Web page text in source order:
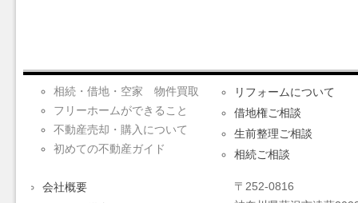
相続・借地・空家 物件買取
フリーホームができること
不動産売却・購入について
初めての不動産ガイド
リフォームについて
借地権ご相談
生前整理ご相談
相続ご相談
会社概要
〒252-0816